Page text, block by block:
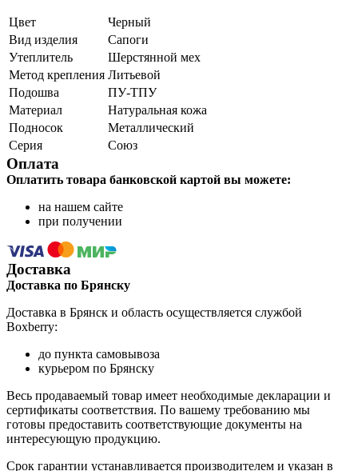
Цвет
Черный
Вид изделия
Сапоги
Утеплитель
Шерстянной мех
Метод крепления Литьевой
Подошва
ПУ-ТПУ
Материал
Натуральная кожа
Подносок
Металлический
Серия
Союз
Оплата
Оплатить товара банковской картой вы можете:
на нашем сайте
при получении
Доставка
Доставка по Брянску
Доставка в Брянск и область осуществляется службой
Boxberry:
до пункта самовывоза
курьером по Брянску
Весь продаваемый товар имеет необходимые декларации и
сертификаты соответствия. По вашему требованию мы
готовы предоставить соответствующие документы на
интересующую продукцию.
Срок гарантии устанавливается производителем и указан в